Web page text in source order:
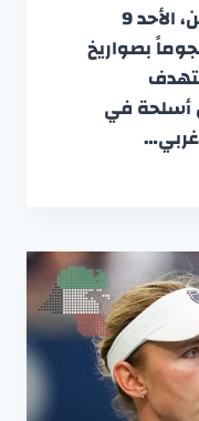
ادعت جماعة الحوثي في اليمن، الأحد 9
هجوماً بصواريخ
أسلحة في